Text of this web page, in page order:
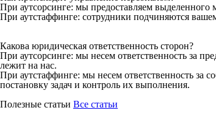
При аутсорсинге: мы предоставляем выделенного
При аутстаффинге: сотрудники подчиняются
Какова юридическая ответственность сторон?
При аутсорсинге: мы несем ответственность за
лежит на нас.
При аутстаффинге: мы несем ответственность за
постановку задач и контроль их выполнения.
Полезные статьи Все статьи